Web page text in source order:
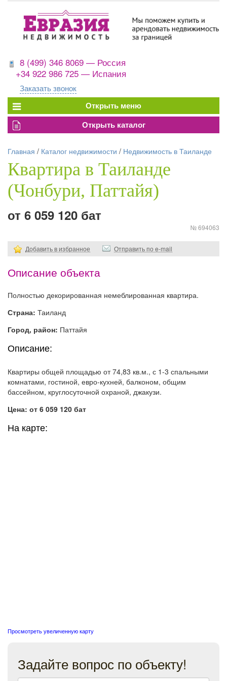
8 (499) 346 8069 — Россия
+34 922 986 725 — Испания
Заказать звонок
Главная / Каталог недвижимости / Недвижимость в Таиланде
Квартира в Таиланде
(Чонбури, Паттайя)
от 6 059 120 бат
№ 694063
Добавить в избранное Отправить по e-mail
Описание объекта
Полностью декорированная немеблированная квартира.
Страна: Таиланд
Город, район: Паттайя
Описание:
Квартиры общей площадью от 74,83 кв.м., с 1-3 спальными
комнатами, гостиной, евро-кухней, балконом, общим
бассейном, круглосуточной охраной, джакузи.
Цена: от 6 059 120 бат
На карте:
Просмотреть увеличенную карту
Задайте вопрос по объекту!